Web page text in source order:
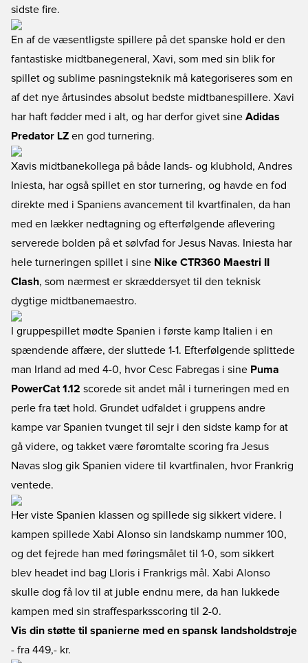
sidste fire.
En af de væsentligste spillere på det spanske hold er den
fantastiske midtbanegeneral, Xavi, som med sin blik for
spillet og sublime pasningsteknik må kategoriseres som en
af det nye årtusindes absolut bedste midtbanespillere. Xavi
har haft fødder med i alt, og har derfor givet sine Adidas
Predator LZ en god turnering.
Xavis midtbanekollega på både lands- og klubhold, Andres
Iniesta, har også spillet en stor turnering, og havde en fod
direkte med i Spaniens avancement til kvartfinalen, da han
med en lækker nedtagning og efterfølgende aflevering
serverede bolden på et sølvfad for Jesus Navas. Iniesta har
hele turneringen spillet i sine Nike CTR360 Maestri II
Clash, som nærmest er skræddersyet til den teknisk
dygtige midtbanemaestro.
I gruppespillet mødte Spanien i første kamp Italien i en
spændende affære, der sluttede 1-1. Efterfølgende splittede
man Irland ad med 4-0, hvor Cesc Fabregas i sine Puma
PowerCat 1.12 scorede sit andet mål i turneringen med en
perle fra tæt hold. Grundet udfaldet i gruppens andre
kampe var Spanien tvunget til sejr i den sidste kamp for at
gå videre, og takket være føromtalte scoring fra Jesus
Navas slog gik Spanien videre til kvartfinalen, hvor Frankrig
ventede.
Her viste Spanien klassen og spillede sig sikkert videre. I
kampen spillede Xabi Alonso sin landskamp nummer 100,
og det fejrede han med føringsmålet til 1-0, som sikkert
blev headet ind bag Lloris i Frankrigs mål. Xabi Alonso
skulle dog få lov til at juble endnu mere, da han lukkede
kampen med sin straffesparksscoring til 2-0.
Vis din støtte til spanierne med en spansk landsholdstrøje
- fra 449,- kr.